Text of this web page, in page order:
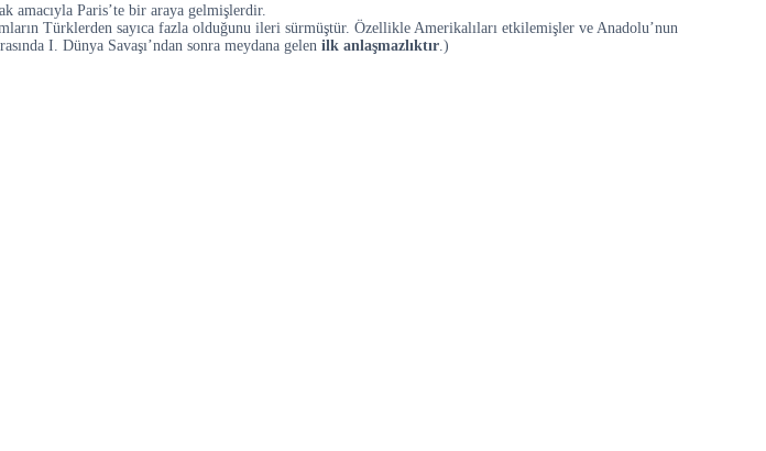
amacıyla Paris’te bir araya gelmişlerdir.
Türklerden sayıca fazla olduğunu ileri sürmüştür. Özellikle Amerikalıları etkilemişler ve Anadolu’nun
I. Dünya Savaşı’ndan sonra meydana gelen ilk anlaşmazlıktır .)